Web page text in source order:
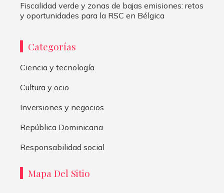
Fiscalidad verde y zonas de bajas emisiones: retos
y oportunidades para la RSC en Bélgica
Categorías
Ciencia y tecnología
Cultura y ocio
Inversiones y negocios
República Dominicana
Responsabilidad social
Mapa Del Sitio